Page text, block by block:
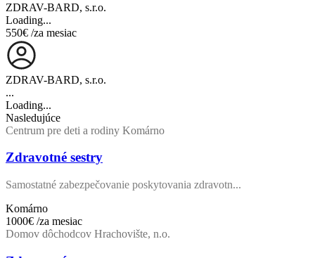
ZDRAV-BARD, s.r.o.
Loading...
550€ /za mesiac
ZDRAV-BARD, s.r.o.
...
Loading...
Nasledujúce
Centrum pre deti a rodiny Komárno
Zdravotné sestry
Samostatné zabezpečovanie poskytovania zdravotn...
Komárno
1000€ /za mesiac
Domov dôchodcov Hrachovište, n.o.